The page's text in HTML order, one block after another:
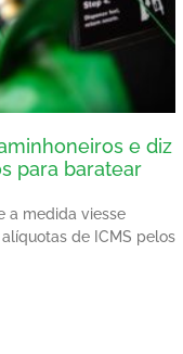
e diz
para baratear
a medida viesse
de ICMS pelos